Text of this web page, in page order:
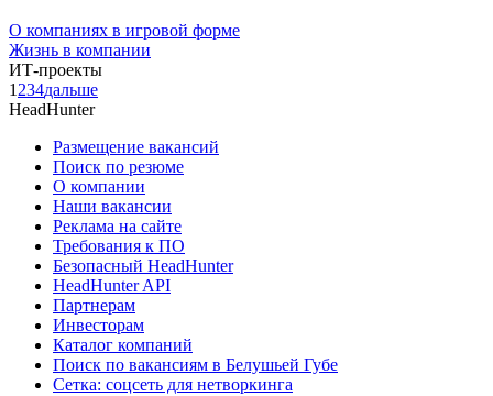
О компаниях в игровой форме
Жизнь в компании
ИТ-проекты
1 234дальше
HeadHunter
Размещение вакансий
Поиск по резюме
О компании
Наши вакансии
Реклама на сайте
Требования к ПО
Безопасный HeadHunter
HeadHunter API
Партнерам
Инвесторам
Каталог компаний
Поиск по вакансиям в Белушьей Губе
Сетка: соцсеть для нетворкинга